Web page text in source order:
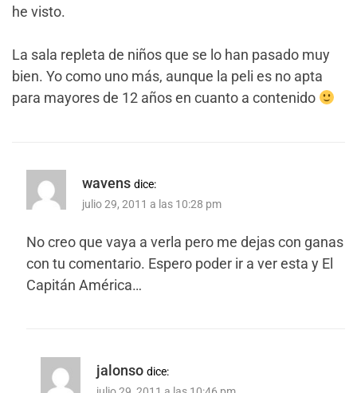
he visto.
La sala repleta de niños que se lo han pasado muy
bien. Yo como uno más, aunque la peli es no apta
para mayores de 12 años en cuanto a contenido
wavens dice:
julio 29, 2011 a las 10:28 pm
No creo que vaya a verla pero me dejas con ganas
con tu comentario. Espero poder ir a ver esta y El
Capitán América…
jalonso dice: